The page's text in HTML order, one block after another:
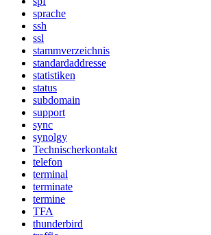
sprache
ssh
ssl
stammverzeichnis
standardaddresse
statistiken
status
subdomain
support
sync
synolgy
Technischerkontakt
telefon
terminal
terminate
termine
TFA
thunderbird